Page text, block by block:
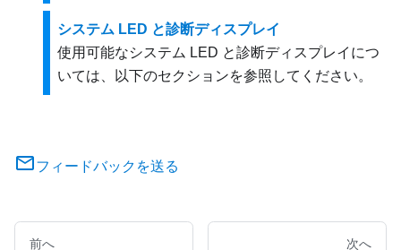
システム LED と診断ディスプレイ
使用可能なシステム LED と診断ディスプレイにつ
いては、以下のセクションを参照してください。
フィードバックを送る
前へ 次へ